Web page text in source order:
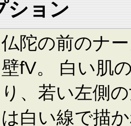
ション
仏陀の前のナ
壁fV。 白い肌
り、若い左側
は白い線で描